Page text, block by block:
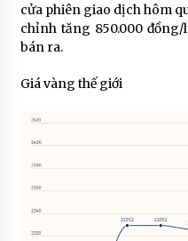
cửa phiên giao dịch hôm
chỉnh tăng 850.000
bán ra.
Giá vàng thế giới